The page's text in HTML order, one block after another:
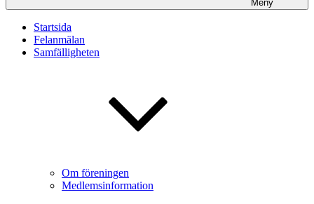
Meny
Startsida
Felanmälan
Samfälligheten
Om föreningen
Medlemsinformation